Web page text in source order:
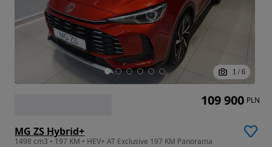
1 / 6
MG ZS Hybrid+
1498 cm3 • 197 KM • HEV+ AT Exclusive 197 KM Panorama
109 900 PLN